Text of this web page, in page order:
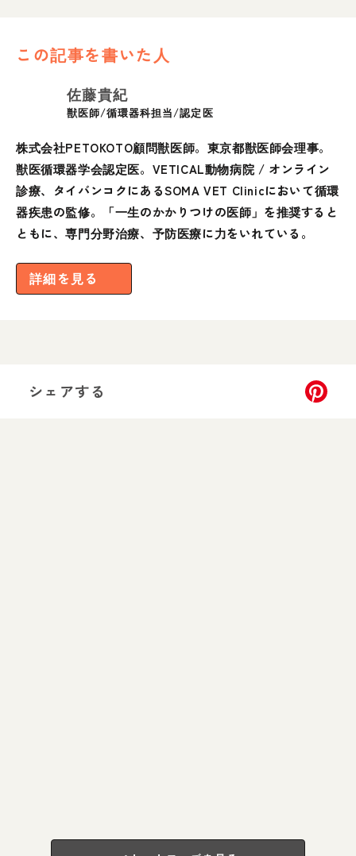
この記事を書いた人
佐藤貴紀
獣医師/循環器科担当/認定医
株式会社PETOKOTO顧問獣医師。東京都獣医師会理事。
獣医循環器学会認定医。VETICAL動物病院 / オンライン
診療、タイバンコクにあるSOMA VET Clinicにおいて循環
器疾患の監修。「一生のかかりつけの医師」を推奨すると
ともに、専門分野治療、予防医療に力をいれている。
詳細を見る
シェアする